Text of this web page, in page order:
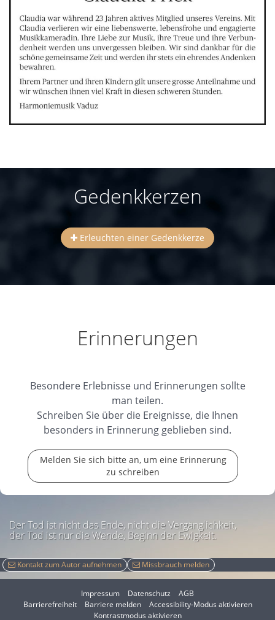
Gedenkkerzen
Erleuchten einer Gedenkkerze
Erinnerungen
Besondere Erlebnisse und Erinnerungen sollte
man teilen.
Schreiben Sie über die Ereignisse, die Ihnen
besonders in Erinnerung geblieben sind.
Melden Sie sich bitte an, um eine Erinnerung
zu schreiben
Der Tod ist nicht das Ende, nicht die Vergänglichkeit,
der Tod ist nur die Wende, Beginn der Ewigkeit.
Kontakt zum Autor aufnehmen Missbrauch melden
Impressum Datenschutz
AGB
Barrierefreiheit
Barriere melden
I
m
Accessibility-Modus aktivieren
IKontrastmodus aktivieren